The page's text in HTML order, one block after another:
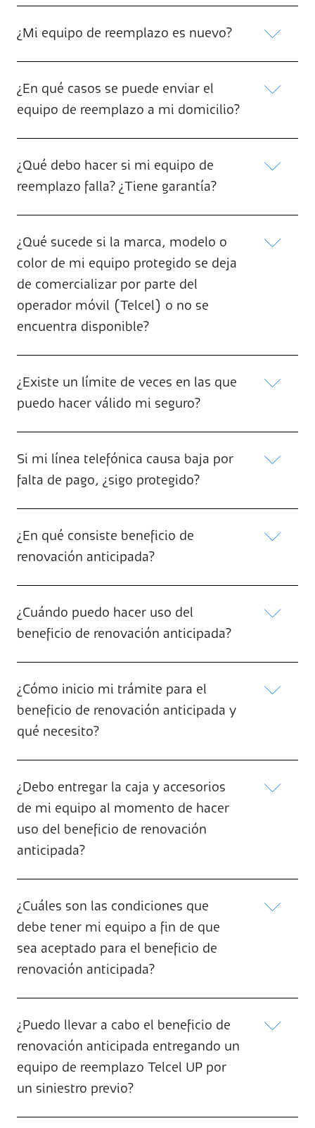
¿Mi equipo de reemplazo es nuevo?
¿En qué casos se puede enviar el
equipo de reemplazo a mi domicilio?
¿Qué debo hacer si mi equipo de
reemplazo falla? ¿Tiene garantía?
¿Qué sucede si la marca, modelo o
color de mi equipo protegido se deja
de comercializar por parte del
operador móvil (Telcel) o no se
encuentra disponible?
¿Existe un límite de veces en las que
puedo hacer válido mi seguro?
Si mi línea telefónica causa baja por
falta de pago, ¿sigo protegido?
¿En qué consiste beneficio de
renovación anticipada?
¿Cuándo puedo hacer uso del
beneficio de renovación anticipada?
¿Cómo inicio mi trámite para el
beneficio de renovación anticipada y
qué necesito?
¿Debo entregar la caja y accesorios
de mi equipo al momento de hacer
uso del beneficio de renovación
anticipada?
¿Cuáles son las condiciones que
debe tener mi equipo a fin de que
sea aceptado para el beneficio de
renovación anticipada?
¿Puedo llevar a cabo el beneficio de
renovación anticipada entregando un
equipo de reemplazo Telcel UP por
un siniestro previo?